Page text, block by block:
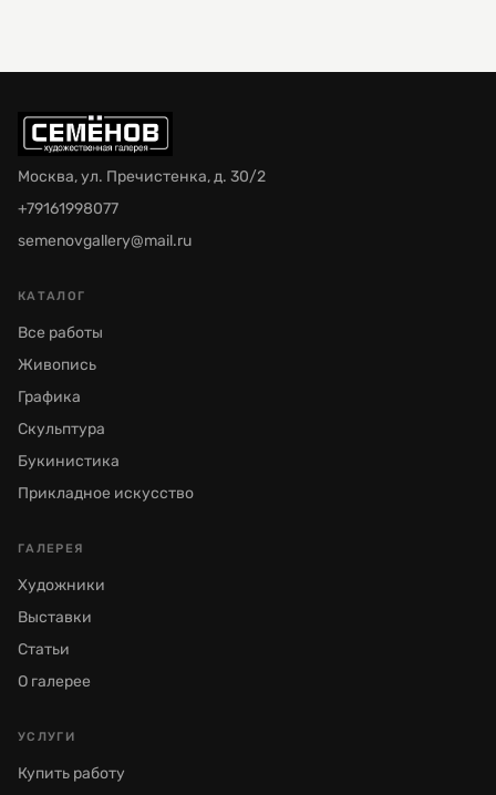
Москва, ул. Пречистенка, д. 30/2
+79161998077
semenovgallery@mail.ru
КАТАЛОГ
Все работы
Живопись
Графика
Скульптура
Букинистика
Прикладное искусство
ГАЛЕРЕЯ
Художники
Выставки
Статьи
О галерее
УСЛУГИ
Купить работу